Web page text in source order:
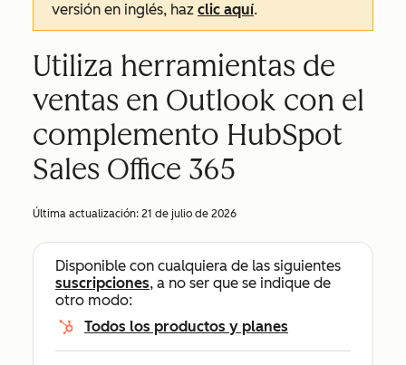
versión en inglés, haz clic aquí.
Utiliza herramientas de
ventas en Outlook con el
complemento HubSpot
Sales Office 365
Última actualización: 21 de julio de 2026
Disponible con cualquiera de las siguientes
suscripciones, a no ser que se indique de
otro modo:
Todos los productos y planes